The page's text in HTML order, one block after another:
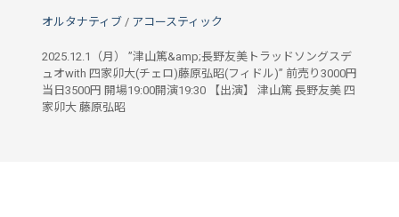
オルタナティブ / アコースティック
2025.12.1（月） ”津山篤&amp;長野友美トラッドソングスデ
ュオwith 四家卯大(チェロ)藤原弘昭(フィドル)” 前売り3000円
当日3500円 開場19:00開演19:30 【出演】 津山篤 長野友美 四
家卯大 藤原弘昭